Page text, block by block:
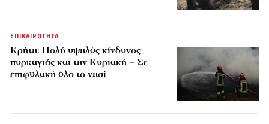
ΕΠΙΚΑΙΡΟΤΗΤΑ
Κρήτη: Πολύ υψηλός κίνδυνος
πυρκαγιάς και την Κυριακή – Σε
επιφυλακή όλο το νησί